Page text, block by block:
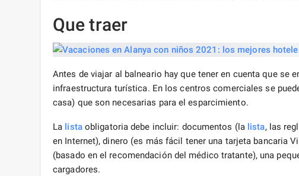
Que traer
Antes de viajar al balneario hay que tener en cuenta que se
infraestructura turística. En los centros comerciales se
casa) que son necesarias para el esparcimiento.
La listaobligatoria debe incluir: documentos (la lista, las
en Internet), dinero (es más fácil tener una tarjeta bancaria
(basado en el recomendación del médico tratante), una
cargadores.